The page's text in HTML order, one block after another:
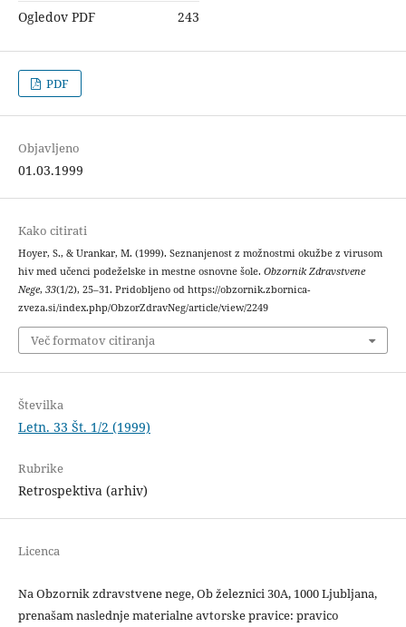
Ogledov PDF 243
PDF
Objavljeno
01.03.1999
Kako citirati
Hoyer, S., & Urankar, M. (1999). Seznanjenost z možnostmi okužbe z virusom
hiv med učenci podeželske in mestne osnovne šole. Obzornik Zdravstvene
Nege, 33(1/2), 25–31. Pridobljeno od https://obzornik.zbornica-
zveza.si/index.php/ObzorZdravNeg/article/view/2249
Več formatov citiranja
Številka
Letn. 33 Št. 1/2 (1999)
Rubrike
Retrospektiva (arhiv)
Licenca
Na Obzornik zdravstvene nege, Ob železnici 30A, 1000 Ljubljana,
prenašam naslednje materialne avtorske pravice: pravico